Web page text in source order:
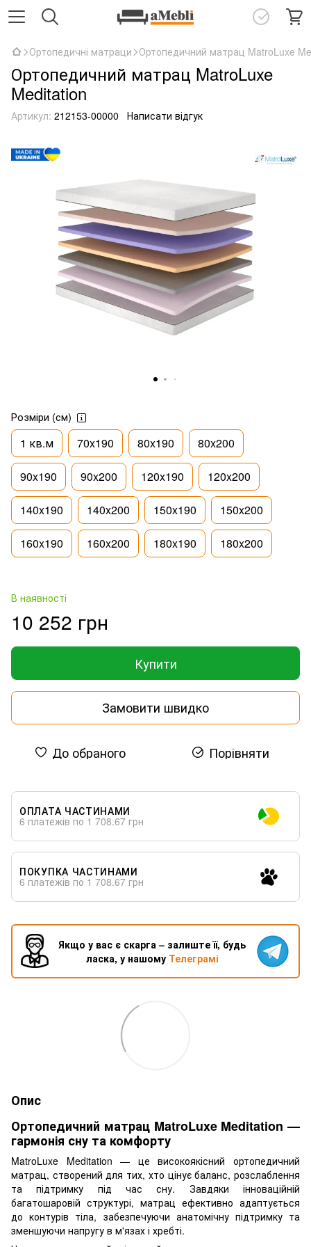
Ортопедичні матраци Ортопедичний матрац MatroLuxe
Ортопедичний матрац MatroLuxe
Meditation
Артикул: 212153-00000 Написати відгук
Розміри (см)
1 кв.м 70x190 80x190 80x200
90x190 90x200 120x190 120x200
140x190 140x200 150x190 150x200
160x190 160x200 180x190 180x200
В наявності
10 252 грн
Купити
Замовити швидко
До обраного Порівняти
ОПЛАТА ЧАСТИНАМИ
6 платежів по 1 708.67 грн
ПОКУПКА ЧАСТИНАМИ
6 платежів по 1 708.67 грн
Якщо у вас є скарга – залиште її, будь
ласка, у нашому Телеграмі
Опис
Ортопедичний матрац MatroLuxe Meditation —
гармонія сну та комфорту
MatroLuxe Meditation — це високоякісний ортопедичний
матрац, створений для тих, хто цінує баланс, розслаблення
та підтримку під час сну. Завдяки інноваційній
багатошаровій структурі, матрац ефективно адаптується
до контурів тіла, забезпечуючи анатомічну підтримку та
зменшуючи напругу в м'язах і хребті.